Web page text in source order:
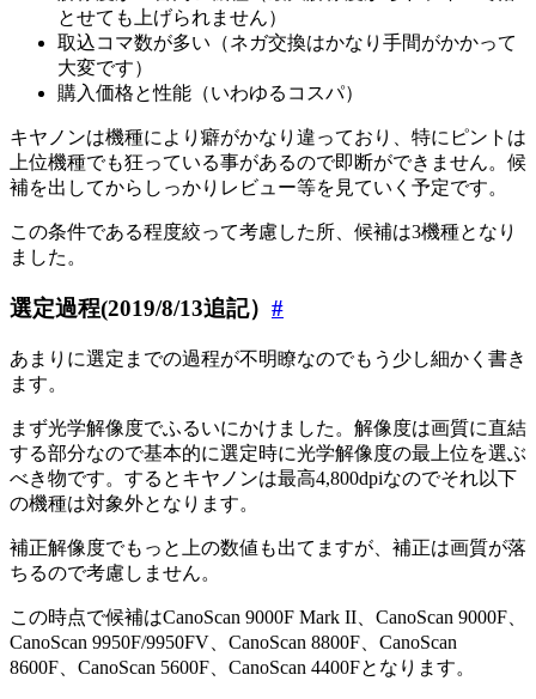
とせても上げられません）
取込コマ数が多い（ネガ交換はかなり手間がかかって
大変です）
購入価格と性能（いわゆるコスパ）
キヤノンは機種により癖がかなり違っており、特にピントは
上位機種でも狂っている事があるので即断ができません。候
補を出してからしっかりレビュー等を見ていく予定です。
この条件である程度絞って考慮した所、候補は3機種となり
ました。
選定過程(2019/8/13追記） #
あまりに選定までの過程が不明瞭なのでもう少し細かく書き
ます。
まず光学解像度でふるいにかけました。解像度は画質に直結
する部分なので基本的に選定時に光学解像度の最上位を選ぶ
べき物です。するとキヤノンは最高4,800dpiなのでそれ以下
の機種は対象外となります。
補正解像度でもっと上の数値も出てますが、補正は画質が落
ちるので考慮しません。
この時点で候補はCanoScan 9000F Mark II、CanoScan 9000F、
CanoScan 9950F/9950FV、CanoScan 8800F、CanoScan
8600F、CanoScan 5600F、CanoScan 4400Fとなります。